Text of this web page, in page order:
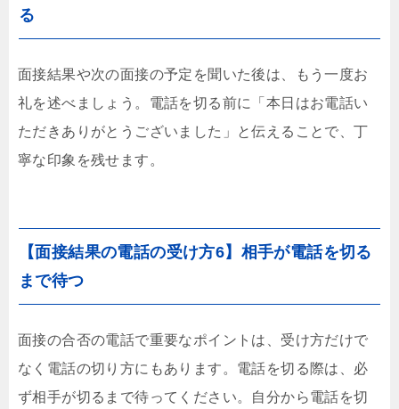
る
面接結果や次の面接の予定を聞いた後は、もう一度お
礼を述べましょう。電話を切る前に「本日はお電話い
ただきありがとうございました」と伝えることで、丁
寧な印象を残せます。
【面接結果の電話の受け方6】相手が電話を切る
まで待つ
面接の合否の電話で重要なポイントは、受け方だけで
なく電話の切り方にもあります。電話を切る際は、必
ず相手が切るまで待ってください。自分から電話を切